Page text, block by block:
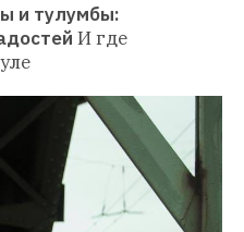
и тулумбы:
И где